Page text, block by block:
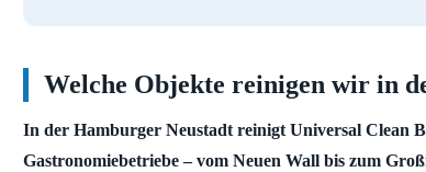
Welche Objekte reinigen wir in
In der Hamburger Neustadt reinigt Universal Clean
Gastronomiebetriebe – vom Neuen Wall bis zum